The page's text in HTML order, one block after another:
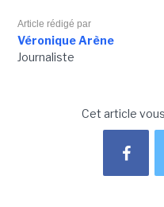
Article rédigé par
Véronique Arène
Journaliste
Cet article